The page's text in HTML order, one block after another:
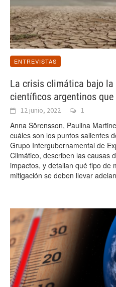
ENTREVISTAS
La crisis climática bajo la
científicos argentinos que
12 junio, 2022 1
Anna Sörensson, Paulina
cuáles son los puntos salientes
Grupo Intergubernamental de
Climático, describen las causas
impactos, y detallan qué tipo de
mitigación se deben llevar